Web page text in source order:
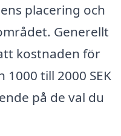
placering och
Generellt
kostnaden för
till 2000 SEK
på de val du